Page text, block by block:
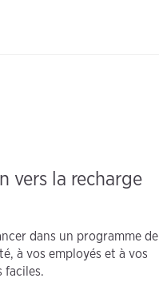
vers la recharge
dans un programme de
à vos employés et à vos
faciles.